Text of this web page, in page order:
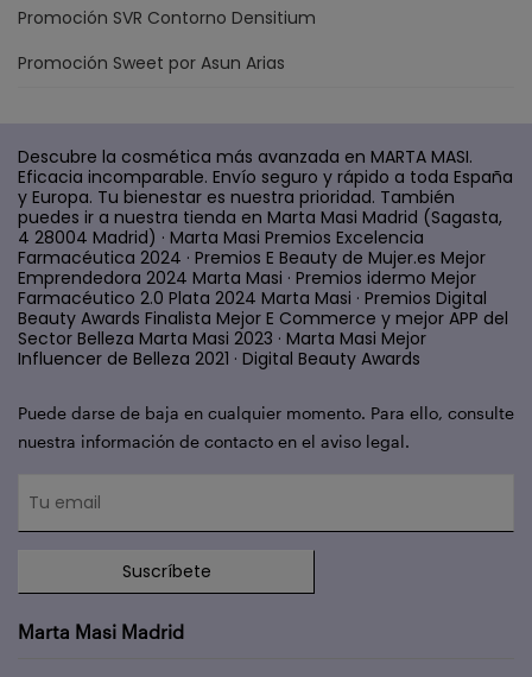
Promoción SVR Contorno Densitium
Promoción Sweet por Asun Arias
Descubre la cosmética más avanzada en MARTA MASI.
Eficacia incomparable. Envío seguro y rápido a toda España
y Europa. Tu bienestar es nuestra prioridad. También
puedes ir a nuestra tienda en Marta Masi Madrid (Sagasta,
4 28004 Madrid) · Marta Masi Premios Excelencia
Farmacéutica 2024 · Premios E Beauty de Mujer.es Mejor
Emprendedora 2024 Marta Masi · Premios idermo Mejor
Farmacéutico 2.0 Plata 2024 Marta Masi · Premios Digital
Beauty Awards Finalista Mejor E Commerce y mejor APP del
Sector Belleza Marta Masi 2023 · Marta Masi Mejor
Influencer de Belleza 2021 · Digital Beauty Awards
Puede darse de baja en cualquier momento. Para ello, consulte
nuestra información de contacto en el aviso legal.
Suscríbete
Marta Masi Madrid